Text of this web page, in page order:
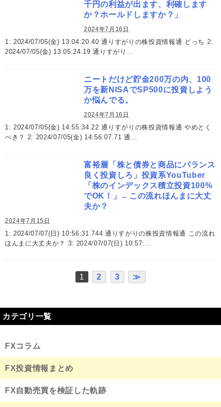
千円の利益が出ます、利確します
か？ホールドしますか？」
2024年7月16日
1: 2024/07/05(金) 13:04:20.40 通りすがりの株投資情報通 どっち 2:
2024/07/05(金) 13:05:24.19 通りすがり…
ニートだけど貯金200万の内、100
万を新NISAでSP500に投資しよう
か悩んでる。
2024年7月16日
1: 2024/07/05(金) 14:55:34.22 通りすがりの株投資情報通 やめとく
べき？ 2: 2024/07/05(金) 14:56:07.71 通…
富裕層「株と債券と商品にバランス
良く投資しろ」投資系YouTuber
「株のインデックス積立投資100%
でOK！」←この流れほんまに大丈
夫か？
2024年7月15日
1: 2024/07/07(日) 10:56:31.744 通りすがりの株投資情報通 この流れ
ほんまに大丈夫か？ 3: 2024/07/07(日) 10:57:…
1 2 3 ≫
カテゴリ一覧
FXコラム
FX投資情報まとめ
FX自動売買を検証した軌跡